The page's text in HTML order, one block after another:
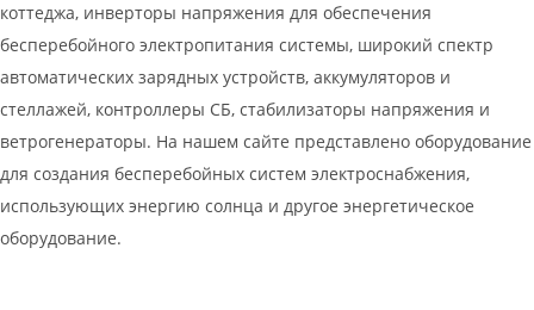
коттеджа, инверторы напряжения для обеспечения
бесперебойного электропитания системы, широкий спектр
автоматических зарядных устройств, аккумуляторов и
стеллажей, контроллеры СБ, стабилизаторы напряжения и
ветрогенераторы. На нашем сайте представлено оборудование
для создания бесперебойных систем электроснабжения,
использующих энергию солнца и другое энергетическое
оборудование.